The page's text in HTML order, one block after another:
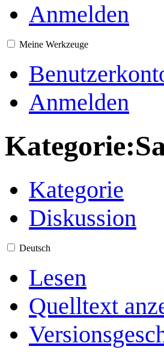
Anmelden
Meine Werkzeuge
Anmelden
Kategorie:
Kategorie
Diskussion
Deutsch
Lesen
Quelltext